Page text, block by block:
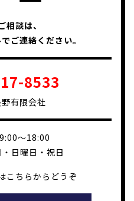
相談は、
ご連絡ください。
8533
有限会社
～18:00
日曜日・祝日
こちらからどうぞ